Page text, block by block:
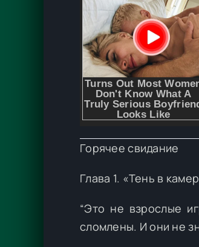
Горячее свидание
Глава 1. «Тень в
“Это не взрослые
сломлены. И они не